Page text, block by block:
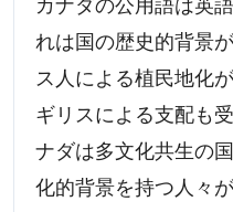
カナダの公用語は英
れは国の歴史的背景
ス人による植民地化
ギリスによる支配も
ナダは多文化共生の
化的背景を持つ人々